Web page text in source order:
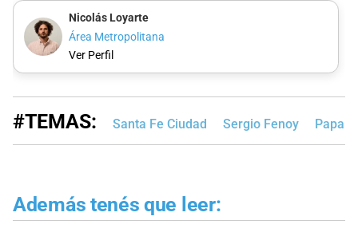
Nicolás Loyarte
Área Metropolitana
Ver Perfil
#TEMAS: Santa Fe Ciudad Sergio Fenoy Papa
Además tenés que leer: